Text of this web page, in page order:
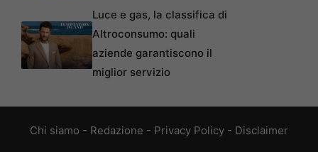
Luce e gas, la classifica di
Altroconsumo: quali
aziende garantiscono il
miglior servizio
Chi siamo - Redazione - Privacy Policy - Disclaimer